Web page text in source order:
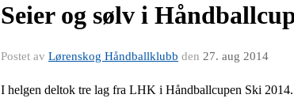
Seier og sølv i
Postet av Lørenskog Håndballklubb den 27. aug 2014
I helgen deltok tre lag fra LHK i Håndballcupen Ski